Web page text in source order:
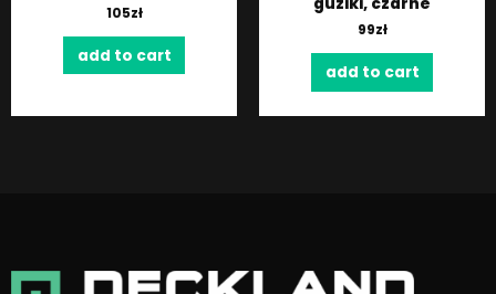
105zł
add to cart
99zł
add to cart